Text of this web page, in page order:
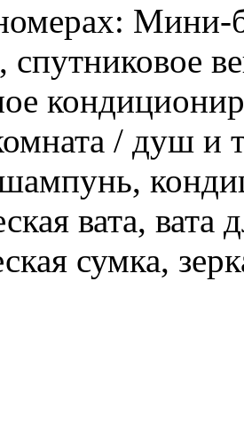
Мини-
спутниковое
/ душ и
вата,
сумка,